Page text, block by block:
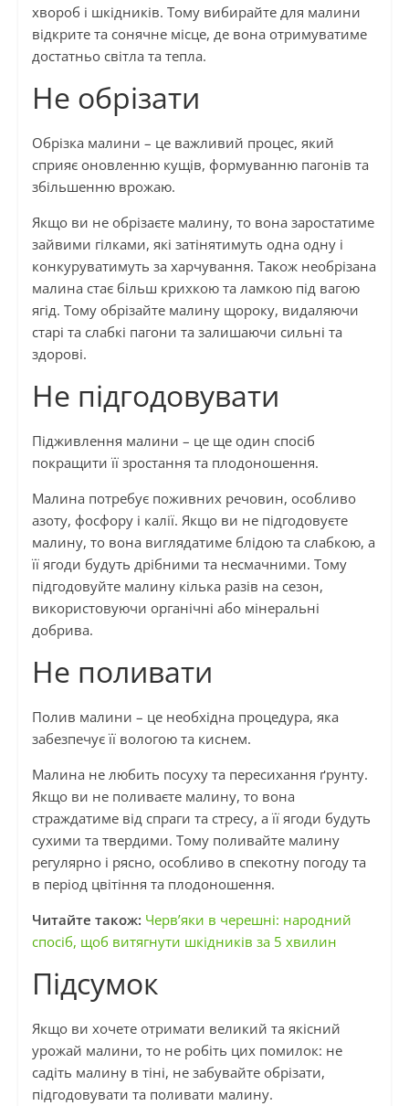
хвороб і шкідників. Тому вибирайте для малини
відкрите та сонячне місце, де вона отримуватиме
достатньо світла та тепла.
Не обрізати
Обрізка малини – це важливий процес, який
сприяє оновленню кущів, формуванню пагонів та
збільшенню врожаю.
Якщо ви не обрізаєте малину, то вона заростатиме
зайвими гілками, які затінятимуть одна одну і
конкуруватимуть за харчування. Також необрізана
малина стає більш крихкою та ламкою під вагою
ягід. Тому обрізайте малину щороку, видаляючи
старі та слабкі пагони та залишаючи сильні та
здорові.
Не підгодовувати
Підживлення малини – це ще один спосіб
покращити її зростання та плодоношення.
Малина потребує поживних речовин, особливо
азоту, фосфору і калії. Якщо ви не підгодовуєте
малину, то вона виглядатиме блідою та слабкою, а
її ягоди будуть дрібними та несмачними. Тому
підгодовуйте малину кілька разів на сезон,
використовуючи органічні або мінеральні
добрива.
Не поливати
Полив малини – це необхідна процедура, яка
забезпечує її вологою та киснем.
Малина не любить посуху та пересихання ґрунту.
Якщо ви не поливаєте малину, то вона
страждатиме від спраги та стресу, а її ягоди будуть
сухими та твердими. Тому поливайте малину
регулярно і рясно, особливо в спекотну погоду та
в період цвітіння та плодоношення.
Читайте також: Черв’яки в черешні: народний
спосіб, щоб витягнути шкідників за 5 хвилин
Підсумок
Якщо ви хочете отримати великий та якісний
урожай малини, то не робіть цих помилок: не
садіть малину в тіні, не забувайте обрізати,
підгодовувати та поливати малину.